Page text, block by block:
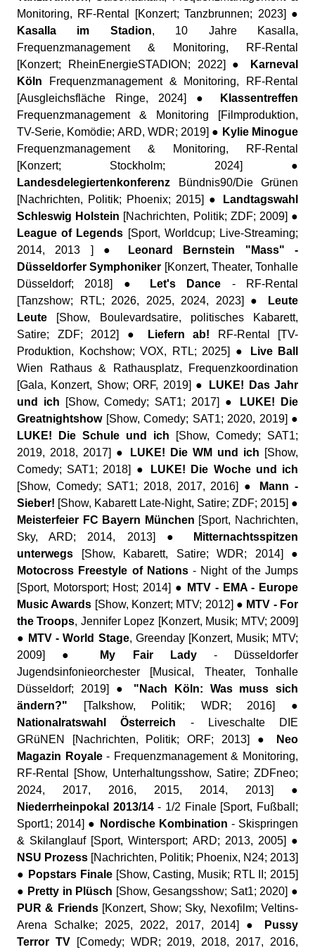
Monitoring, RF-Rental [Konzert; Tanzbrunnen; 2023] ●
Kasalla im Stadion, 10 Jahre Kasalla,
Frequenzmanagement & Monitoring, RF-Rental
[Konzert; RheinEnergieSTADION; 2022] ●
Karneval
Köln Frequenzmanagement & Monitoring, RF-Rental
[Ausgleichsfläche Ringe, 2024] ●
Klassentreffen
Frequenzmanagement & Monitoring [Filmproduktion,
TV-Serie, Komödie; ARD, WDR; 2019] ● Kylie Minogue
Frequenzmanagement & Monitoring, RF-Rental
[Konzert; Stockholm; 2024] ●
Landesdelegiertenkonferenz Bündnis90/Die Grünen
[Nachrichten, Politik; Phoenix; 2015] ●
Landtagswahl
Schleswig Holstein [Nachrichten, Politik; ZDF; 2009] ●
League of Legends [Sport, Worldcup; Live-Streaming;
2014, 2013 ] ●
Leonard Bernstein "Mass" -
Düsseldorfer Symphoniker [Konzert, Theater, Tonhalle
Düsseldorf; 2018] ●
Let's Dance - RF-Rental
[Tanzshow; RTL; 2026, 2025, 2024, 2023] ●
Leute
Leute [Show, Boulevardsatire, politisches Kabarett,
Satire; ZDF; 2012] ●
Liefern ab! RF-Rental [TV-
Produktion, Kochshow; VOX, RTL; 2025] ●
Live Ball
Wien Rathaus & Rathausplatz, Frequenzkoordination
[Gala, Konzert, Show; ORF, 2019] ●
LUKE! Das Jahr
und ich [Show, Comedy; SAT1; 2017] ●
LUKE! Die
Greatnightshow[Show, Comedy; SAT1; 2020, 2019] ●
LUKE! Die Schule und ich [Show, Comedy; SAT1;
2019, 2018, 2017] ●
LUKE! Die WM und ich [Show,
Comedy; SAT1; 2018] ●
LUKE! Die Woche und ich
[Show, Comedy; SAT1; 2018, 2017, 2016] ●
Mann -
Sieber! [Show, Kabarett Late-Night, Satire; ZDF; 2015] ●
Meisterfeier FC Bayern München [Sport, Nachrichten,
Sky, ARD; 2014, 2013] ●
Mitternachtsspitzen
unterwegs [Show, Kabarett, Satire; WDR; 2014] ●
Motocross Freestyle of Nations- Night of the Jumps
[Sport, Motorsport; Host; 2014] ●
MTV - EMA - Europe
Music Awards [Show, Konzert; MTV; 2012] ● MTV - For
the Troops, Jennifer Lopez [Konzert, Musik; MTV; 2009]
● MTV - World Stage, Greenday [Konzert, Musik; MTV;
2009] ●
My Fair Lady- Düsseldorfer
Jugendsinfonieorchester [Musical, Theater, Tonhalle
Düsseldorf; 2019] ● "Nach Köln: Was muss sich
ändern?" [Talkshow, Politik; WDR; 2016] ●
Nationalratswahl Österreich - Liveschalte DIE
GRüNEN [Nachrichten, Politik; ORF; 2013] ●
Neo
Magazin Royale- Frequenzmanagement & Monitoring,
RF-Rental [Show, Unterhaltungsshow, Satire; ZDFneo;
2024, 2017, 2016, 2015, 2014, 2013] ●
Niederrheinpokal 2013/14- 1/2 Finale [Sport, Fußball;
Sport1; 2014] ●
Nordische Kombination - Skispringen
& Skilanglauf [Sport, Wintersport; ARD; 2013, 2005] ●
NSU Prozess [Nachrichten, Politik; Phoenix, N24; 2013]
● Popstars Finale[Show, Casting, Musik; RTL II; 2015]
● Pretty in Plüsch [Show, Gesangsshow; Sat1; 2020] ●
PUR & Friends[Konzert, Show; Sky, Nexofilm; Veltins-
Arena Schalke; 2025, 2022, 2017, 2014] ●
Pussy
Terror TV[Comedy; WDR; 2019, 2018, 2017, 2016,